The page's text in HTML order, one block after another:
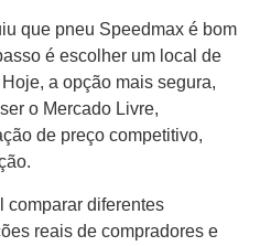
que pneu Speedmax é bom
é escolher um local de
a opção mais segura,
o Mercado Livre,
de preço competitivo,
comparar diferentes
reais de compradores e